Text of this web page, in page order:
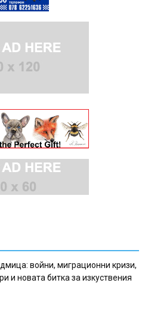
войни, миграционни кризи,
и новата битка за изкуствения